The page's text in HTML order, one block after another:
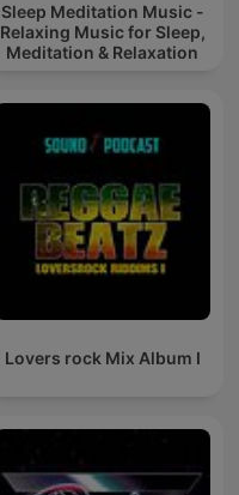
Sleep Meditation Music -
Relaxing Music for Sleep,
Meditation & Relaxation
Lovers rock Mix Album I